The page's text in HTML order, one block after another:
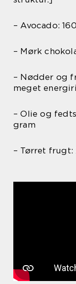
– Avocado:
– Mørk
– Nødder og
meget
– Olie og
gram
– Tørret frugt: